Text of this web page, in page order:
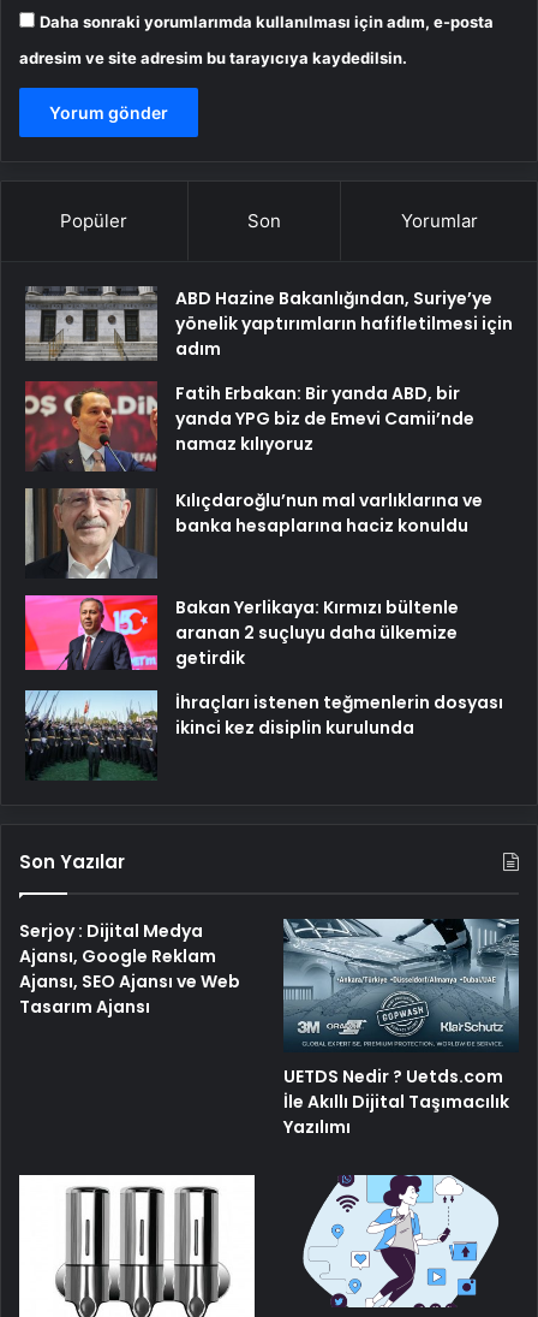
Daha sonraki yorumlarımda kullanılması için adım, e-posta
adresim ve site adresim bu tarayıcıya kaydedilsin.
Popüler Son Yorumlar
ABD Hazine Bakanlığından, Suriye’ye
yönelik yaptırımların hafifletilmesi için
adım
Fatih Erbakan: Bir yanda ABD, bir
yanda YPG biz de Emevi Camii’nde
namaz kılıyoruz
Kılıçdaroğlu’nun mal varlıklarına ve
banka hesaplarına haciz konuldu
Bakan Yerlikaya: Kırmızı bültenle
aranan 2 suçluyu daha ülkemize
getirdik
İhraçları istenen teğmenlerin dosyası
ikinci kez disiplin kurulunda
Son Yazılar
Serjoy : Dijital Medya
Ajansı, Google Reklam
Ajansı, SEO Ajansı ve Web
Tasarım Ajansı
UETDS Nedir ? Uetds.com
İle Akıllı Dijital Taşımacılık
Yazılımı